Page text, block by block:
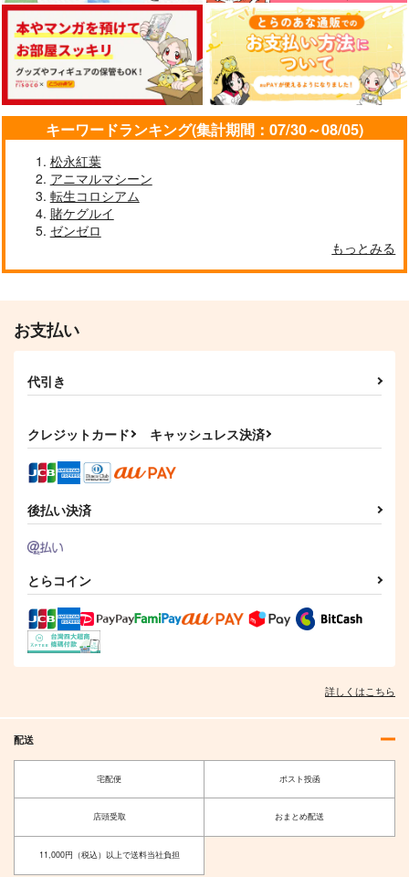
キーワードランキング(集計期間：07/30～08/05)
松永紅葉
アニマルマシーン
転生コロシアム
賭ケグルイ
ゼンゼロ
もっとみる
お支払い
代引き
クレジットカード キャッシュレス決済
後払い決済
とらコイン
詳しくはこちら
配送
宅配便 ポスト投函
店頭受取 おまとめ配送
11,000円（税込）以上で送料当社負担